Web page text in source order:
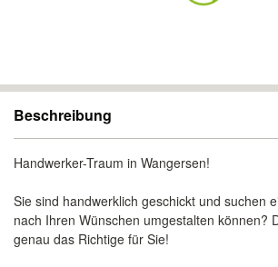
Beschreibung
Handwerker-Traum in Wangersen!
Sie sind handwerklich geschickt und suchen
nach Ihren Wünschen umgestalten können?
genau das Richtige für Sie!